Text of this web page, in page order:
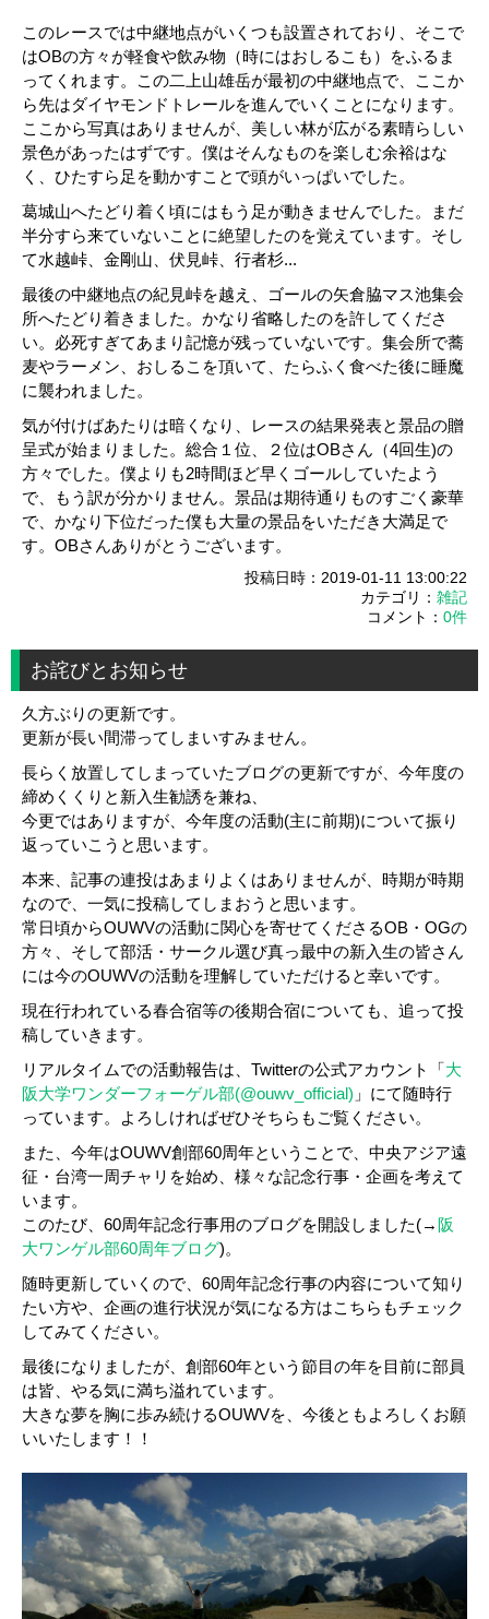
このレースでは中継地点がいくつも設置されており、そこで
はOBの方々が軽食や飲み物（時にはおしるこも）をふるま
ってくれます。この二上山雄岳が最初の中継地点で、ここか
ら先はダイヤモンドトレールを進んでいくことになります。
ここから写真はありませんが、美しい林が広がる素晴らしい
景色があったはずです。僕はそんなものを楽しむ余裕はな
く、ひたすら足を動かすことで頭がいっぱいでした。
葛城山へたどり着く頃にはもう足が動きませんでした。まだ
半分すら来ていないことに絶望したのを覚えています。そし
て水越峠、金剛山、伏見峠、行者杉...
最後の中継地点の紀見峠を越え、ゴールの矢倉脇マス池集会
所へたどり着きました。かなり省略したのを許してくださ
い。必死すぎてあまり記憶が残っていないです。集会所で蕎
麦やラーメン、おしるこを頂いて、たらふく食べた後に睡魔
に襲われました。
気が付けばあたりは暗くなり、レースの結果発表と景品の贈
呈式が始まりました。総合１位、２位はOBさん（4回生)の
方々でした。僕よりも2時間ほど早くゴールしていたよう
で、もう訳が分かりません。景品は期待通りものすごく豪華
で、かなり下位だった僕も大量の景品をいただき大満足で
す。OBさんありがとうございます。
投稿日時：2019-01-11 13:00:22
カテゴリ： 雑記
コメント： 0件
お詫びとお知らせ
久方ぶりの更新です。
更新が長い間滞ってしまいすみません。
長らく放置してしまっていたブログの更新ですが、今年度の
締めくくりと新入生勧誘を兼ね、
今更ではありますが、今年度の活動(主に前期)について振り
返っていこうと思います。
本来、記事の連投はあまりよくはありませんが、時期が時期
なので、一気に投稿してしまおうと思います。
常日頃からOUWVの活動に関心を寄せてくださるOB・OGの
方々、そして部活・サークル選び真っ最中の新入生の皆さん
には今のOUWVの活動を理解していただけると幸いです。
現在行われている春合宿等の後期合宿についても、追って投
稿していきます。
リアルタイムでの活動報告は、Twitterの公式アカウント「大
阪大学ワンダーフォーゲル部(@ouwv_official) 」にて随時行
っています。よろしければぜひそちらもご覧ください。
また、今年はOUWV創部60周年ということで、中央アジア遠
征・台湾一周チャリを始め、様々な記念行事・企画を考えて
います。
このたび、60周年記念行事用のブログを開設しました(→ 阪
大ワンゲル部60周年ブログ)。
随時更新していくので、60周年記念行事の内容について知り
たい方や、企画の進行状況が気になる方はこちらもチェック
してみてください。
最後になりましたが、創部60年という節目の年を目前に部員
は皆、やる気に満ち溢れています。
大きな夢を胸に歩み続けるOUWVを、今後ともよろしくお願
いいたします！！